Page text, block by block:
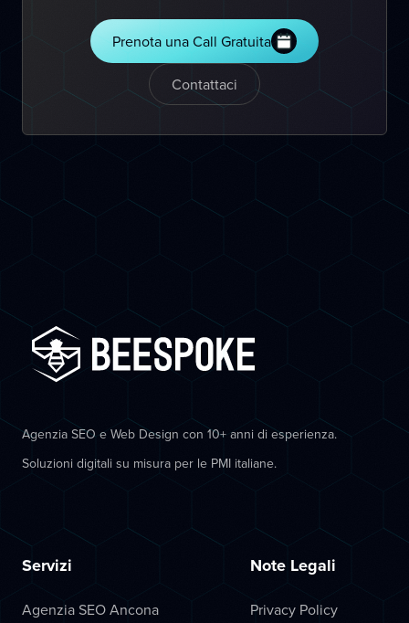
Prenota una Call Gratuita
Contattaci
Agenzia SEO e Web Design con 10+ anni di esperienza.
Soluzioni digitali su misura per le PMI italiane.
Servizi
Agenzia SEO Ancona
Note Legali
Privacy Policy